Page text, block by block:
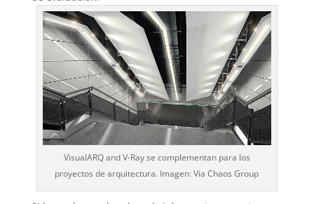
VisualARQ and V-Ray se complementan para los
proyectos de arquitectura. Imagen: Via Chaos Group